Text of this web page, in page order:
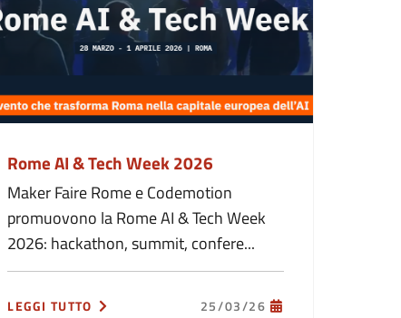
Rome AI & Tech Week 2026
Maker Faire Rome e Codemotion
promuovono la Rome AI & Tech Week
2026: hackathon, summit, confere...
LEGGI TUTTO 25/03/26